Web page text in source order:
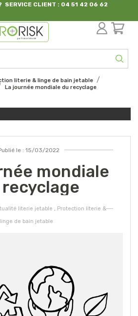
SERVICE CLIENT : 04 51 42 06 62
par France Sécurité
literie & linge de bain jetable
La journée mondiale du recyclage
le : 15/03/2022
mondiale
literie jetable , Protection literie &
linge de bain jetable